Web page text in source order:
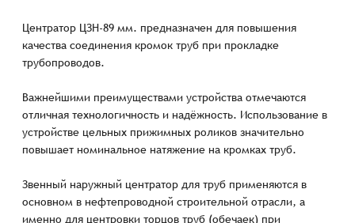
Центратор ЦЗН-89 мм. предназначен для повышения
качества соединения кромок труб при прокладке
трубопроводов.
Важнейшими преимуществами устройства отмечаются
отличная технологичность и надёжность. Использование в
устройстве цельных прижимных роликов значительно
повышает номинальное натяжение на кромках труб.
Звенный наружный центратор для труб применяются в
основном в нефтепроводной строительной отрасли, а
именно для центровки торцов труб (обечаек) при